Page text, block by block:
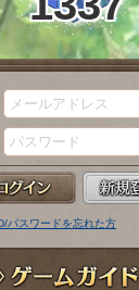
パスワードを忘れた方